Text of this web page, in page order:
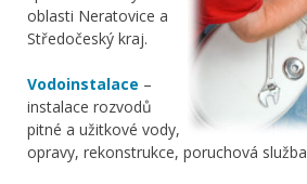
oblasti Neratovice a
Středočeský kraj.
Vodoinstalace –
instalace rozvodů
pitné a užitkové vody,
opravy, rekonstrukce, poruchová služba